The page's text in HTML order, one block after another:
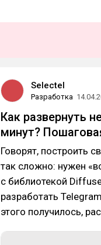
Selectel
Разработка
Как развернуть
минут?
Говорят, построить
так сложно: нужен
с библиотекой
разработать
этого получилось,